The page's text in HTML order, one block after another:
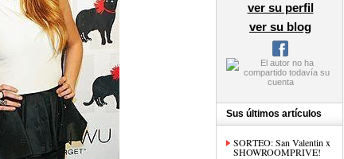
ver su perfil
ver su blog
Sus últimos artículos
SORTEO: San Valentin x
SHOWROOMPRIVE!